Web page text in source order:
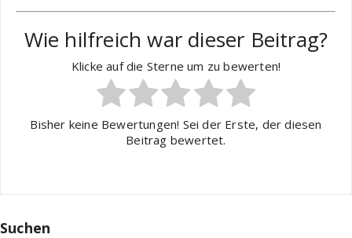
Wie hilfreich war dieser Beitrag?
Klicke auf die Sterne um zu bewerten!
Bisher keine Bewertungen! Sei der Erste, der diesen
Beitrag bewertet.
Suchen